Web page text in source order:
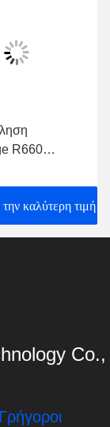
R660
δεδομένων
Intel Xeon
την καλύτερη τιμή
Co.,
Γρήγοροι